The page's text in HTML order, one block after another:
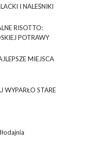
I NALEŚNIKI
RISOTTO:
POTRAWY
MIEJSCA
WYPARŁO STARE